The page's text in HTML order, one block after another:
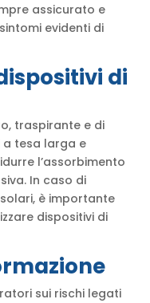
assicurato e
evidenti di
di
traspirante e di
a tesa larga e
l’assorbimento
In caso di
è importante
dispositivi di
sui rischi legati